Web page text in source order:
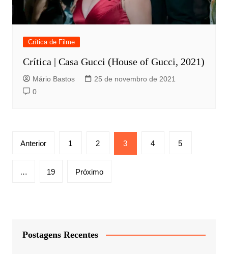
Crítica de Filme
Crítica | Casa Gucci (House of Gucci, 2021)
Mário Bastos
25 de novembro de 2021
0
Paginação
posts
Anterior 1 2 3 4 5
… 19 Próximo
Postagens Recentes